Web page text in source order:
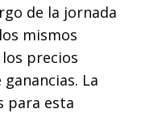
de la jornada
mismos
precios
La
para esta